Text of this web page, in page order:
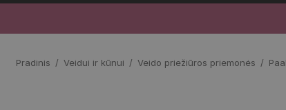
Pradinis Veidui ir kūnui Veido priežiūros priemonės